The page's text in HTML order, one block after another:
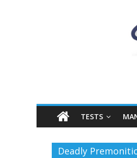
TESTS
Deadly